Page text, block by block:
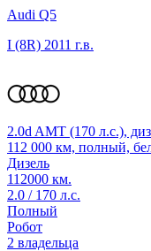
Audi Q5
I (8R) 2011 г.в.
2.0d AMT (170 л.с.),
112 000 км, полный,
Дизель
112000 км.
2.0 / 170 л.с.
Полный
Робот
2 владельца